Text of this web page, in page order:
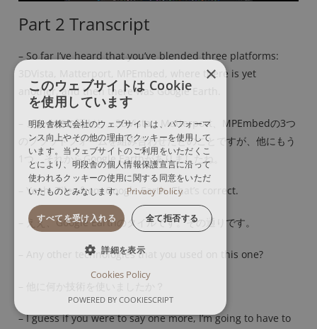
Part 2 Transcript
– So far I’ve heard that you’ve blended three platforms:
3DVista, Matterport, MPEmbed, where there is yet
another, and then there was Google Earth.
– これまでの話だと、3DVista、Matterport、MPEmbedの3つ
のプラットフォームを組み合わせたとのことですが、他にもう
1つ、それからGoogle Earthがありましたね。
– Yeah, Tiles from Google Earth. That’s correct.
– ええ、Google Earthのタイルです。その通りです。
– Any other technologies that you used on this one?
– I guess if you were to say one more, I’m going to have to
×
このウェブサイトは Cookie
を使用しています
明段舎株式会社のウェブサイトは、パフォーマ
ンス向上やその他の理由でクッキーを使用して
います。当ウェブサイトのご利用をいただくこ
とにより、明段舎の個人情報保護宣言に沿って
使われるクッキーの使用に関する同意をいただ
いたものとみなします。 Privacy Policy
すべてを受け入れる 全て拒否する
詳細を表示
Cookies Policy
POWERED BY COOKIESCRIPT